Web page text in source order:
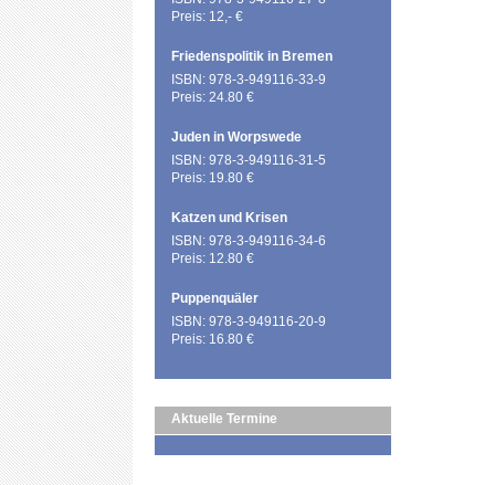
Preis: 12,- €
Friedenspolitik in Bremen
ISBN: 978-3-949116-33-9
Preis: 24.80 €
Juden in Worpswede
ISBN: 978-3-949116-31-5
Preis: 19.80 €
Katzen und Krisen
ISBN: 978-3-949116-34-6
Preis: 12.80 €
Puppenquäler
ISBN: 978-3-949116-20-9
Preis: 16.80 €
Aktuelle Termine